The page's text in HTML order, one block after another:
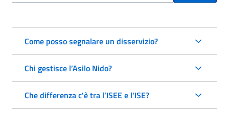
Come posso segnalare un disservizio?
Chi gestisce l’Asilo Nido?
Che differenza c'è tra l’ISEE e l'ISE?